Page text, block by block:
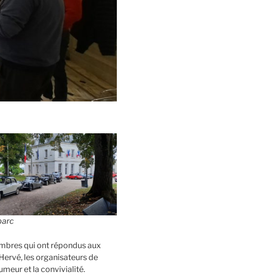
qui ont répondus aux
les organisateurs de
et la convivialité.